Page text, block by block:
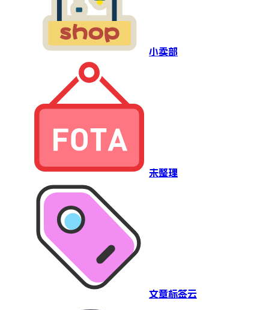
小卖部
未整理
文章标签云